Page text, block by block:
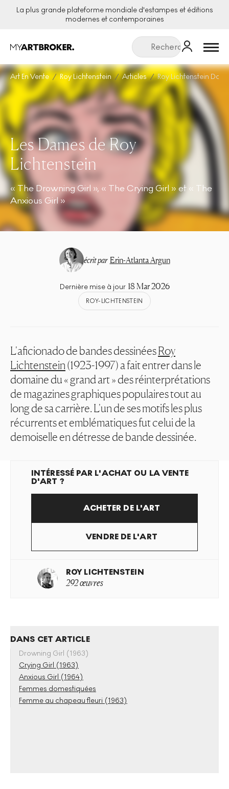
La plus grande plateforme mondiale d'estampes et éditions
modernes et contemporaines
Menu
Art En Vente Roy Lichtenstein Articles Roy Lichtenstein
Les Dames de Roy
Lichtenstein
« The Drowning Girl », « The Crying Girl » et « The
Anxious Girl »
écrit par Erin-Atlanta Argun
Dernière mise à jour 18 Mar 2026
ROY-LICHTENSTEIN
L'aficionado de bandes dessinéesRoy
Lichtenstein(1923-1997) a fait entrer dans le
domaine du « grand art » des réinterprétations
de magazines graphiques populaires tout au
long de sa carrière. L'un de ses motifs les plus
récurrents et emblématiques fut celui de la
demoiselle en détresse de bande dessinée.
INTÉRESSÉ PAR L'ACHAT OU LA VENTE
D'ART ?
ACHETER DE L'ART
VENDRE DE L'ART
ROY LICHTENSTEIN
292 œuvres
DANS CET ARTICLE
Drowning Girl (1963)
Crying Girl (1963)
Anxious Girl (1964)
Femmes domestiquées
Femme au chapeau fleuri (1963)